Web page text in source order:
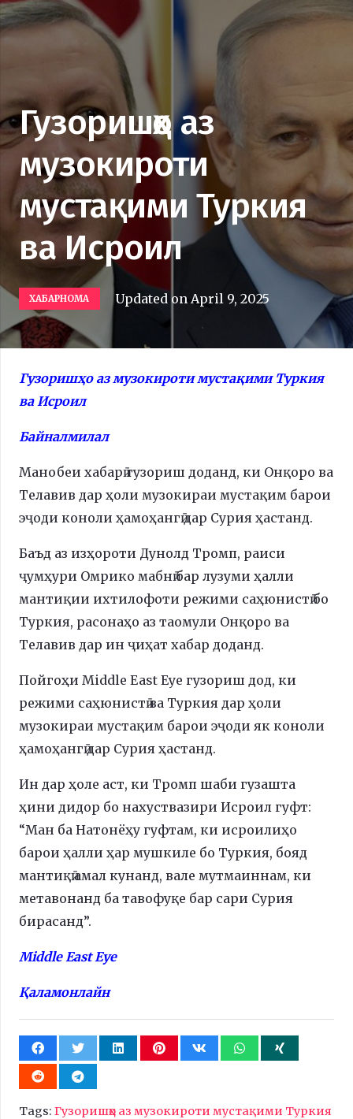
Гузоришҳо аз
музокироти
мустақими Туркия
ва Исроил
ХАБАРНОМА Updated on April 9, 2025
Гузоришҳо аз музокироти мустақими Туркия
ва Исроил
Байналмилал
Манобеи хабарӣ гузориш доданд, ки Онқоро ва
Телавив дар ҳоли музокираи мустақим барои
эҷоди коноли ҳамоҳангӣ дар Сурия ҳастанд.
Баъд аз изҳороти Дунолд Тромп, раиси
ҷумҳури Омрико мабнӣ бар лузуми ҳалли
мантиқии ихтилофоти режими саҳюнистӣ бо
Туркия, расонаҳо аз таомули Онқоро ва
Телавив дар ин ҷиҳат хабар доданд.
Пойгоҳи Middle East Eye гузориш дод, ки
режими саҳюнистӣ ва Туркия дар ҳоли
музокираи мустақим барои эҷоди як коноли
ҳамоҳангӣ дар Сурия ҳастанд.
Ин дар ҳоле аст, ки Тромп шаби гузашта
ҳини дидор бо нахуствазири Исроил гуфт:
“Ман ба Натонёҳу гуфтам, ки исроилиҳо
барои ҳалли ҳар мушкиле бо Туркия, бояд
мантиқӣ амал кунанд, вале мутмаиннам, ки
метавонанд ба тавофуқе бар сари Сурия
бирасанд”.
Middle East Eye
Қаламонлайн
Tags: Гузоришҳо аз музокироти мустақими Туркия